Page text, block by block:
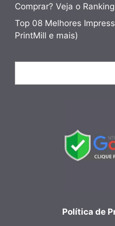
Comprar? Veja o Ranking
Top 08 Melhores
PrintMill e mais)
Política de